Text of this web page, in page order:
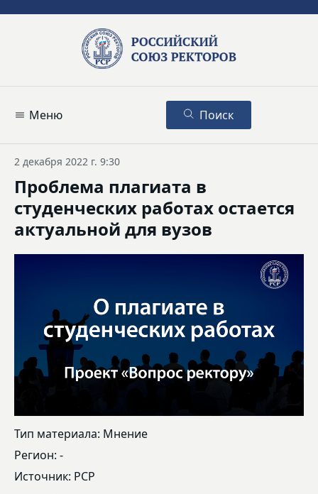
Меню Поиск
2 декабря 2022 г. 9:30
Проблема плагиата в
студенческих работах остается
актуальной для вузов
Тип материала: Мнение
Регион: -
Источник: РСР